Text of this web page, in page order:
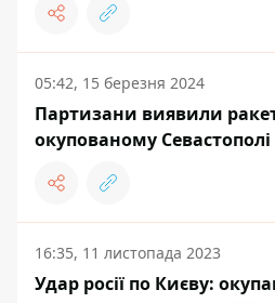
05:42, 15 березня 2024
Партизани виявили
окупованому
16:35, 11 листопада 2023
Удар росії по Києву: